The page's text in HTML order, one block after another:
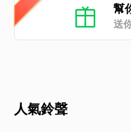
幫
送
人氣鈴聲